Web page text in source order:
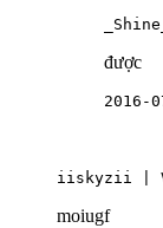
được
2016-
iiskyzii |
moiugf